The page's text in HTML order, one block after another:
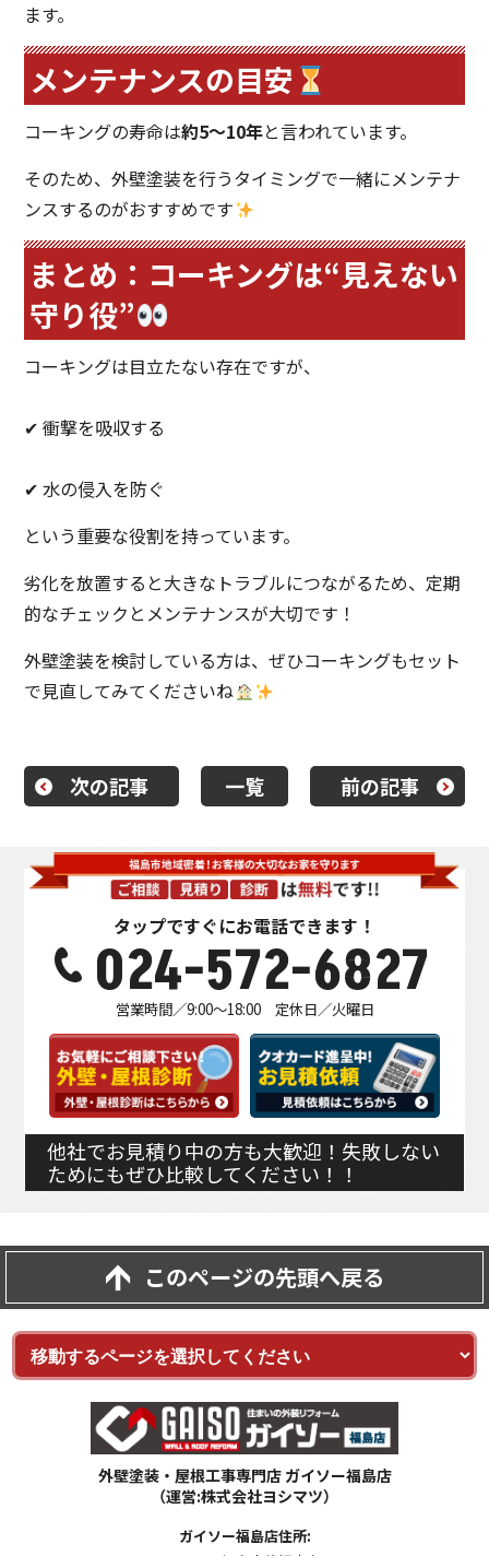
ます。
メンテナンスの目安
コーキングの寿命は約5〜10年と言われています。
そのため、外壁塗装を行うタイミングで一緒にメンテナ
ンスするのがおすすめです
まとめ：コーキングは“見えない
守り役”
コーキングは目立たない存在ですが、
✔ 衝撃を吸収する
✔ 水の侵入を防ぐ
という重要な役割を持っています。
劣化を放置すると大きなトラブルにつながるため、定期
的なチェックとメンテナンスが大切です！
外壁塗装を検討している方は、ぜひコーキングもセット
で見直してみてくださいね
次の記事 一覧 前の記事
タップですぐにお電話できます！
024-572-6827
営業時間／9:00～18:00 定休日／火曜日
他社でお見積り中の方も大歓迎！失敗しない
ためにもぜひ比較してください！！
このページの先頭へ戻る
外壁塗装・屋根工事専門店 ガイソー福島店
（運営:株式会社ヨシマツ）
ガイソー福島店住所: